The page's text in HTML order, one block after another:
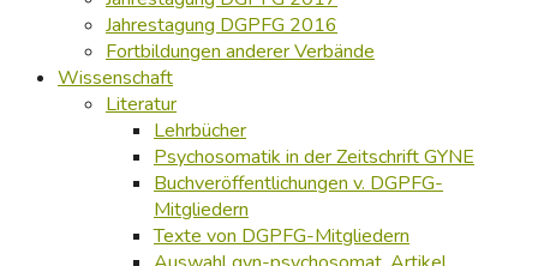
Jahrestagung DGPFG 2016
Fortbildungen anderer Verbände
Wissenschaft
Literatur
Lehrbücher
Psychosomatik in der Zeitschrift GYNE
Buchveröffentlichungen v. DGPFG-
Mitgliedern
Texte von DGPFG-Mitgliedern